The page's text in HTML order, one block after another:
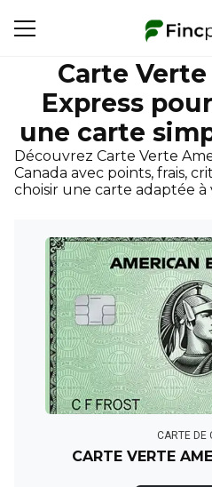
Carte
Express
une carte
Découvrez Carte Verte
Canada avec points, frais,
choisir une carte adaptée
CARTE DE
CARTE VERTE